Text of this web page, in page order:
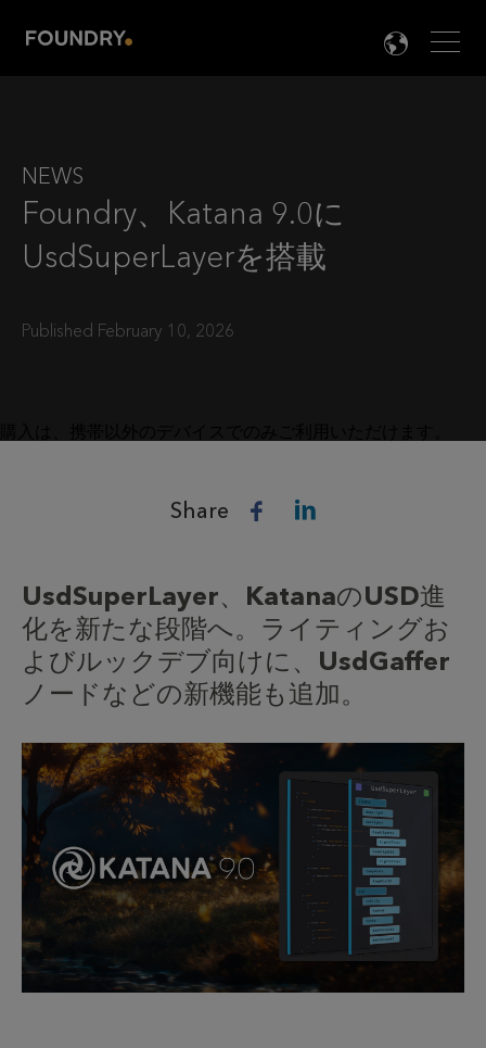

NEWS
Foundry、Katana 9.0に
UsdSuperLayerを搭載
Published February 10, 2026
Share
UsdSuperLayer、KatanaのUSD進
化を新たな段階へ。ライティングお
よびルックデブ向けに、UsdGaffer
ノードなどの新機能も追加。